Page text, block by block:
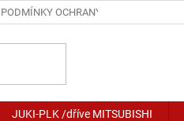
PODMÍNKY OCHRANY OSOBNÍCH ÚDAJŮ
JUKI-PLK /dříve MITSUBISHI